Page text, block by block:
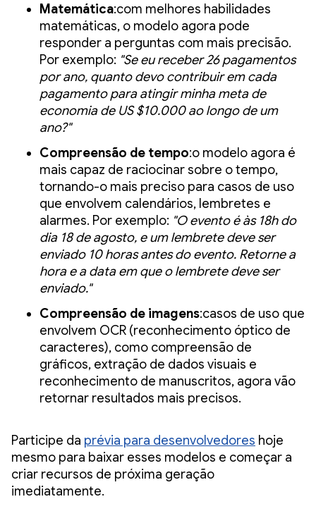
Matemática:com melhores habilidades
matemáticas, o modelo agora pode
responder a perguntas com mais precisão.
Por exemplo: "Se eu receber 26 pagamentos
por ano, quanto devo contribuir em cada
pagamento para atingir minha meta de
economia de US $10.000 ao longo de um
ano?"
Compreensão de tempo:o modelo agora é
mais capaz de raciocinar sobre o tempo,
tornando-o mais preciso para casos de uso
que envolvem calendários, lembretes e
alarmes. Por exemplo: "O evento é às 18h do
dia 18 de agosto, e um lembrete deve ser
enviado 10 horas antes do evento. Retorne a
hora e a data em que o lembrete deve ser
enviado."
Compreensão de imagens:casos de uso que
envolvem OCR (reconhecimento óptico de
caracteres), como compreensão de
gráficos, extração de dados visuais e
reconhecimento de manuscritos, agora vão
retornar resultados mais precisos.
Participe da prévia para desenvolvedores hoje
mesmo para baixar esses modelos e começar a
criar recursos de próxima geração
imediatamente.